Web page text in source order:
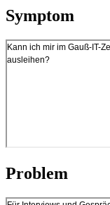
Symptom
Problem